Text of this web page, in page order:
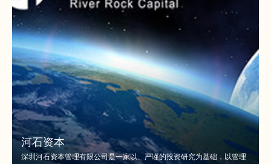
河石资本
深圳河石资本管理有限公司是一家以、严谨的投资研究为基础，以管理